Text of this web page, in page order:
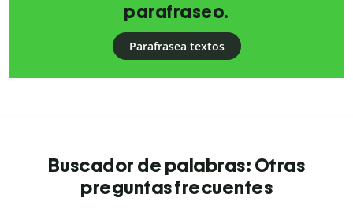
parafraseo.
Parafrasea textos
Buscador de palabras: Otras
preguntas frecuentes